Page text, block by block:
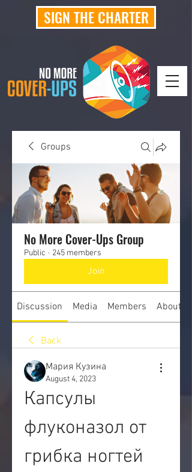
SIGN THE CHARTER
Groups
No More Cover-Ups Group
Public · 245 members
Join
Discussion Media Members About
Back
Мария Кузина
August 4, 2023
Капсулы
флуконазол от
грибка ногтей